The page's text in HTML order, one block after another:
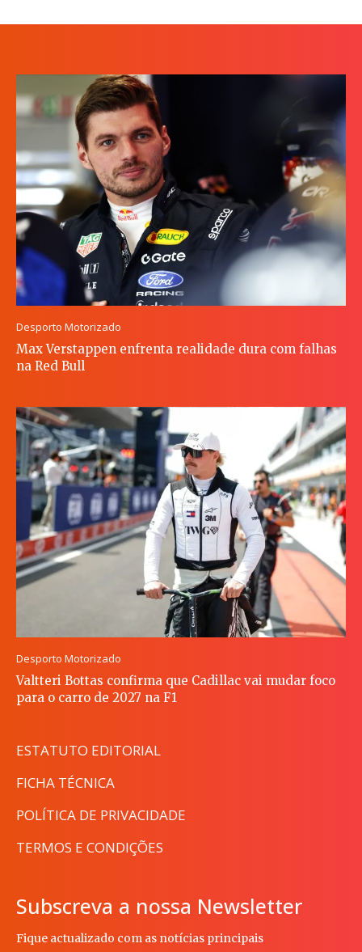
Desporto Motorizado
Max Verstappen enfrenta realidade dura com falhas
na Red Bull
Desporto Motorizado
Valtteri Bottas confirma que Cadillac vai mudar foco
para o carro de 2027 na F1
ESTATUTO EDITORIAL
FICHA TÉCNICA
POLÍTICA DE PRIVACIDADE
TERMOS E CONDIÇÕES
Subscreva a nossa Newsletter
Fique actualizado com as notícias principais